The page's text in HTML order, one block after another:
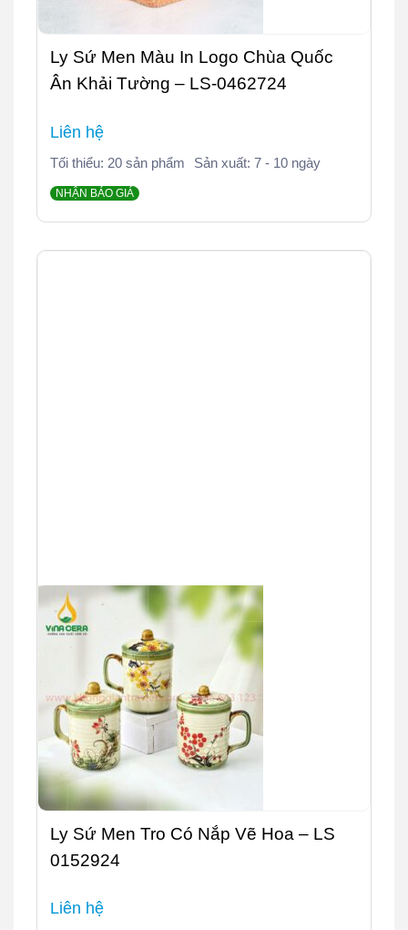
Ly Sứ Men Màu In Logo Chùa Quốc
Ân Khải Tường – LS-0462724
Liên hệ
Tối thiểu: 20 sản phẩm Sản xuất: 7 - 10 ngày
NHẬN BÁO GIÁ
Ly Sứ Men Tro Có Nắp Vẽ Hoa – LS
0152924
Liên hệ